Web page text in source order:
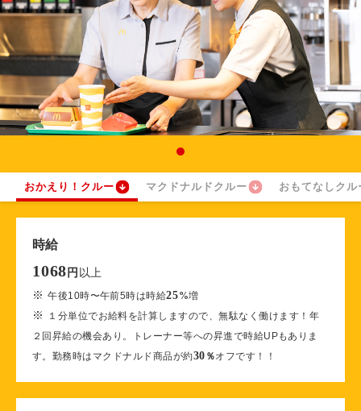
おかえり！クルー マクドナルドクルー おもてなしクル
時給
1068 円 以上
※午後10時〜午前5時は時給25%増
※
１分単位でお給料を計算しますので、無駄なく働けます！年
２回昇給の機会あり。トレーナー等への昇進で時給UPもありま
す。勤務時はマクドナルド商品が約30 ％オフです！！